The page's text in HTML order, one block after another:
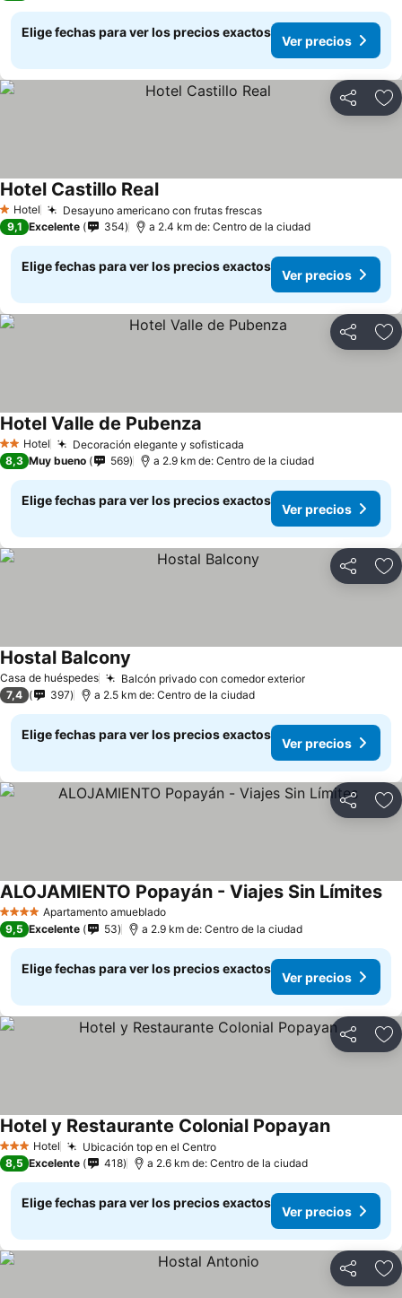
Elige fechas para ver los precios exactos
Ver precios
Compartir
1 Estrellas
Hotel Desayuno americano con frutas frescasVer precios
Hotel Castillo RealVer precios
9,1 Excelente 354 a 2.4 km de: Centro de la ciudad
Elige fechas para ver los precios exactos
Ver precios
Compartir
2 Estrellas
Hotel Decoración elegante y sofisticada
Hotel Valle de Pubenza
8,3 Muy bueno 569 a 2.9 km de: Centro de la ciudad
Elige fechas para ver los precios exactos
Ver precios
Compartir
Casa de huéspedes Balcón privado con comedor exteriorVer precios
Hostal Balcony
7,4 397 a 2.5 km de: Centro de la ciudad
Elige fechas para ver los precios exactos
Ver precios
Compartir
4 EstrellasApartamento amueblado
ALOJAMIENTO Popayán - Viajes Sin Límites
9,5 Excelente 53 a 2.9 km de: Centro de la ciudad
Elige fechas para ver los precios exactos
Ver precios
Compartir
3 Estrellas
Hotel Ubicación top en el CentroVer precios
Hotel y Restaurante Colonial PopayanVer
8,5 Excelente 418 a 2.6 km de: Centro de la ciudad
Elige fechas para ver los precios exactos
Ver precios
Compartir